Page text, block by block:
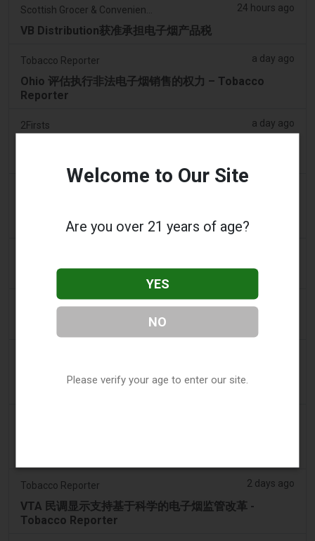
24 hours ago
VB Distribution获准承担电子烟产品税
Tobacco Reporter a day ago
Ohio 评估执行非法电子烟销售的权力 – Tobacco
Reporter
2Firsts a day ago
Sembawang 的公寓中储存了 58,000 件电子烟制品
购物者声称：商业街上的电子烟店太多了
2 days ago
Dentsu 赢得南澳州戒烟与电子烟控制业务 - AdNews
拉梅洛·鲍尔的公寓因‘电子烟店’室内设计而在网上引发
Tobacco Reporter 2 days ago
VTA 民调显示支持基于科学的电子烟监管改革 -
Tobacco Reporter
Welcome to Our Site
Are you over 21 years of age?
YES
NO
Please verify your age to enter our site.